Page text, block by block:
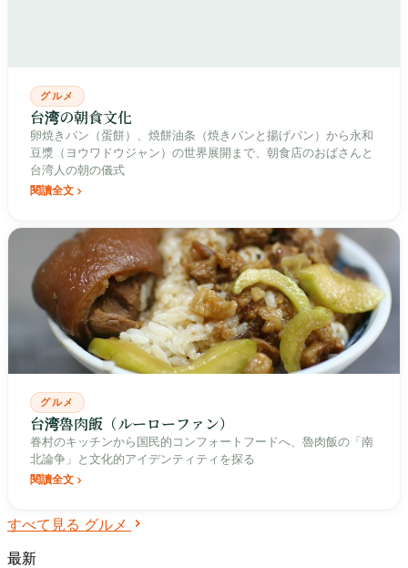
グルメ
台湾の朝食文化
卵焼きパン（蛋餅）、焼餅油条（焼きパンと揚げパン）から永和
豆漿（ヨウワドウジャン）の世界展開まで、朝食店のおばさんと
台湾人の朝の儀式
閱讀全文
グルメ
台湾魯肉飯（ルーローファン）
眷村のキッチンから国民的コンフォートフードへ、魯肉飯の「南
北論争」と文化的アイデンティティを探る
閱讀全文
すべて見る グルメ
最新